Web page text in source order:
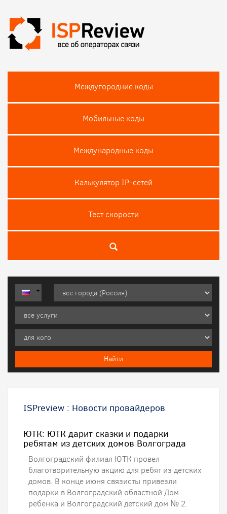
Междугородние коды
Мобильные коды
Международные коды
Калькулятор IP-сетей
Тест скороcти
ISPreview : Новости провайдеров
ЮТК: ЮТК дарит сказки и подарки
ребятам из детских домов Волгограда
Волгоградский филиал ЮТК провел
благотворительную акцию для ребят из детских
домов. В конце июня связисты привезли
подарки в Волгоградский областной Дом
ребенка и Волгоградский детский дом № 2.